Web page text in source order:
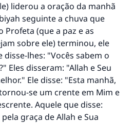
liderou a oração da manhã
seguinte a chuva que
Profeta (que a paz e as
sobre ele) terminou, ele
lhes: "Vocês sabem o
Eles disseram: "Allah e Seu
Ele disse: "Esta manhã,
se um crente em Mim e
Aquele que disse:
graça de Allah e Sua